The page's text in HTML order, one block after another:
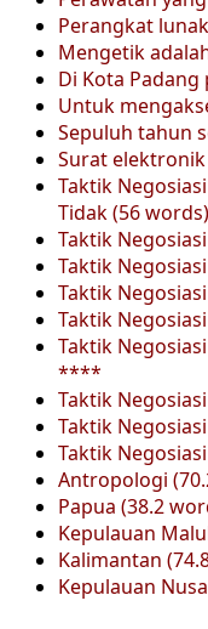
Perangkat
Mengetik
Di Kota
Untuk
Sepuluh tahun
Surat
Taktik
Tidak (56
Taktik
Taktik
Taktik
Taktik
Taktik
****
Taktik
Taktik
Taktik
Antropologi
Papua (38.2
Kepulauan
Kalimantan
Kepulauan